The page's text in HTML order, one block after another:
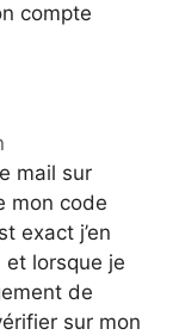
compte
mail sur
mon code
exact j’en
lorsque je
de
sur mon